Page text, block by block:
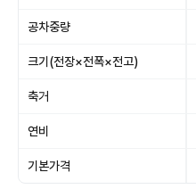
공차중량
크기(전장×전폭×전고)
축거
연비
기본가격